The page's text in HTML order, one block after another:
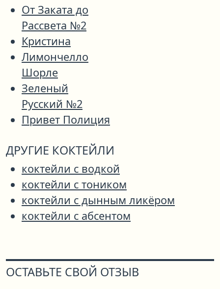
От Заката до
Рассвета №2
Кристина
Лимончелло
Шорле
Зеленый
Русский №2
Привет Полиция
ДРУГИЕ КОКТЕЙЛИ
коктейли с водкой
коктейли с тоником
коктейли с дынным ликёром
коктейли с абсентом
ОСТАВЬТЕ СВОЙ ОТЗЫВ